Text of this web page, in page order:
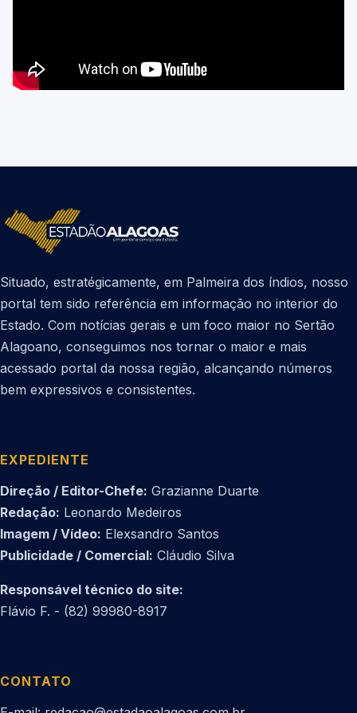
Situado, estratégicamente, em Palmeira dos índios, nosso
portal tem sido referência em informação no interior do
Estado. Com notícias gerais e um foco maior no Sertão
Alagoano, conseguimos nos tornar o maior e mais
acessado portal da nossa região, alcançando números
bem expressivos e consistentes.
EXPEDIENTE
Direção / Editor-Chefe: Grazianne Duarte
Redação: Leonardo Medeiros
Imagem / Vídeo: Elexsandro Santos
Publicidade / Comercial: Cláudio Silva
Responsável técnico do site:
Flávio F. - (82) 99980-8917
CONTATO